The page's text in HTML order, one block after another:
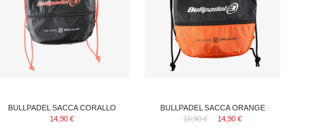
BULLPADEL SACCA CORALLO
14,90 €
BULLPADEL SACCA ORANGE
15,90 €
14,90 €